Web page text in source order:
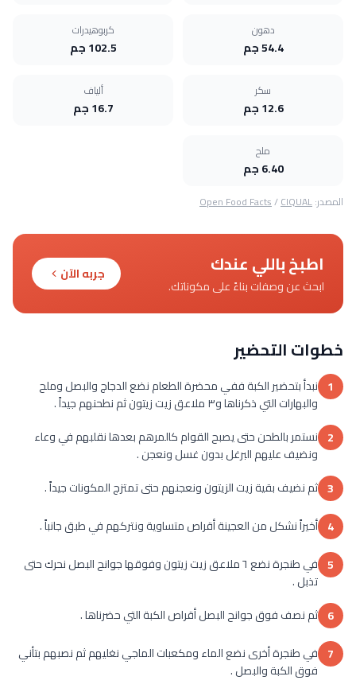
دهون
54.4 جم
كربوهيدرات
102.5 جم
سكر
12.6 جم
ألياف
16.7 جم
ملح
6.40 جم
المصدر: Open Food Facts/CIQUAL
اطبخ باللي عندك
ابحث عن وصفات بناءً على مكوناتك.
جربه الآن
خطوات التحضير
1 نبدأ بتحضير الكبة ففي محضرة الطعام نضع الدجاج والبصل وملح
والبهارات التي ذكرناها و٣ ملاعق زيت زيتون ثم نطحنهم جيداً .
2 نستمر بالطحن حتى يصبح القوام كالمرهم بعدها نقلبهم في وعاء
ونضيف عليهم البرغل بدون غسل ونعجن .
3 ثم نضيف بقية زيت الزيتون ونعجنهم حتى تمتزج المكونات جيداً .
4 أخيراً نشكل من العجينة أقراص متساوية ونتركهم في طبق جانباً .
5
في طنجرة نضع ٦ ملاعق زيت زيتون وفوقها جوانح البصل نحرك حتى
تذبل .
6 ثم نصف فوق جوانح البصل أقراص الكبة التي حضرناها .
7 في طنجرة أخرى نضع الماء ومكعبات الماجي نغليهم ثم نصبهم بتأني
فوق الكبة والبصل .